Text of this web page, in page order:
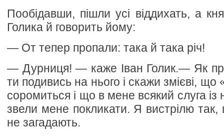
Пообідавши, пішли усі віддихать, а
Голика й говорить йому:
— От тепер пропали: така й така річ!
— Дурниця! — каже Іван Голик.— Як
ти подивись на нього і скажи змієві,
соромиться і що в мене всякий слуга із
звели мене покликати. Я вистрілю
не загадають.